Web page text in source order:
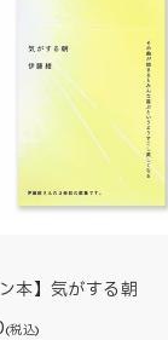
ン本】気がする朝
(税込)